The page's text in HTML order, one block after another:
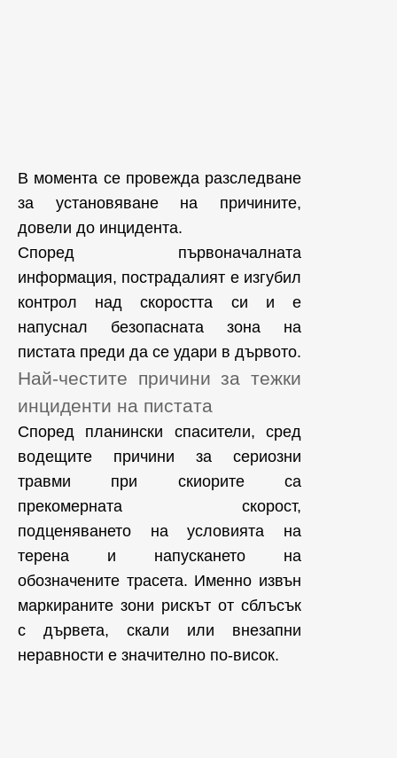
В момента се провежда разследване
за установяване на причините,
довели до инцидента.
Според първоначалната
информация, пострадалият е изгубил
контрол над скоростта си и е
напуснал безопасната зона на
пистата преди да се удари в дървото.
Най-честите причини за тежки
инциденти на пистата
Според планински спасители, сред
водещите причини за сериозни
травми при скиорите са
прекомерната скорост,
подценяването на условията на
терена и напускането на
обозначените трасета. Именно извън
маркираните зони рискът от сблъсък
с дървета, скали или внезапни
неравности е значително по-висок.